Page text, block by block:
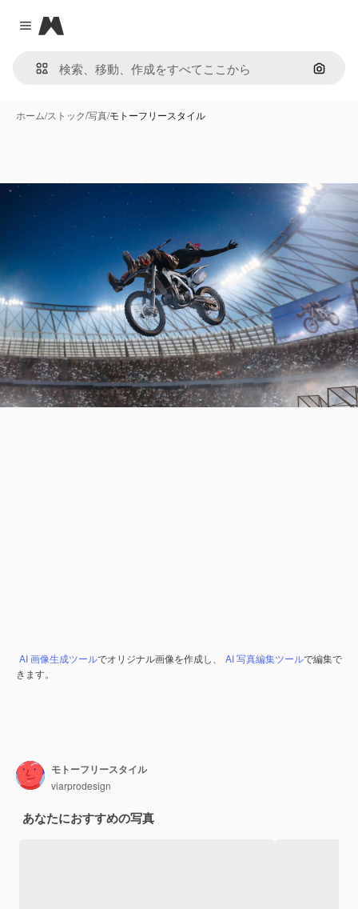
Close menu
Magnific
画像で
ホーム/ストック/写真/モトーフリースタイル
AI 画像生成ツールでオリジナル画像を作成し、 AI 写真編集ツールで編集で
きます。
モトーフリースタイル
viarprodesign
あなたにおすすめの写真